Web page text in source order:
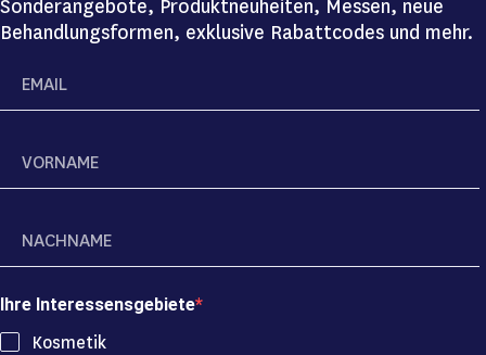
Sonderangebote, Produktneuheiten, Messen, neue
Behandlungsformen, exklusive Rabattcodes und mehr.
Ihre Interessensgebiete
Kosmetik